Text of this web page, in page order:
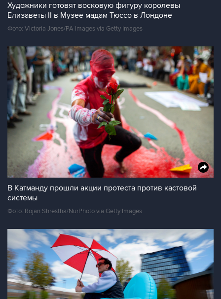
Художники готовят восковую фигуру королевы
Елизаветы II в Музее мадам Тюссо в Лондоне
Фото: Victoria Jones/PA Images via Getty Images
В Катманду прошли акции протеста против кастовой
системы
Фото: Rojan Shrestha/NurPhoto via Getty Images